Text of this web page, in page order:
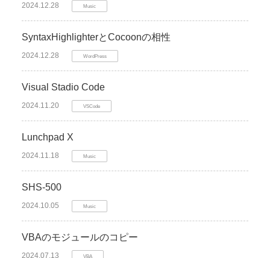
2024.12.28 Music
SyntaxHighlighterとCocoonの相性
2024.12.28 WordPress
Visual Stadio Code
2024.11.20 VSCode
Lunchpad X
2024.11.18 Music
SHS-500
2024.10.05 Music
VBAのモジュールのコピー
2024.07.13 VBA